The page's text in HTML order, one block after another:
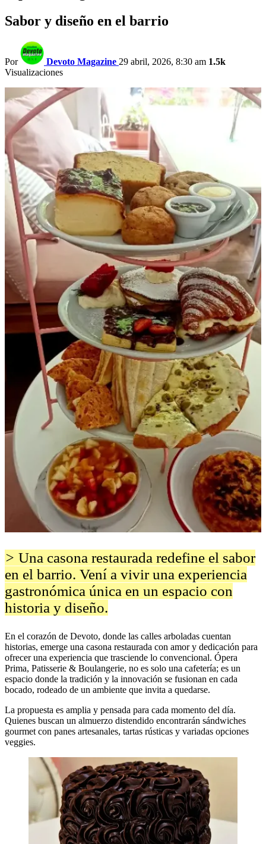
Sabor y diseño en el barrio
Por Devoto Magazine 29 abril, 2026, 8:30 am 1.5k
Visualizaciones
> Una casona restaurada redefine el sabor
en el barrio. Vení a vivir una experiencia
gastronómica única en un espacio con
historia y diseño.
En el corazón de Devoto, donde las calles arboladas cuentan
historias, emerge una casona restaurada con amor y dedicación para
ofrecer una experiencia que trasciende lo convencional. Ópera
Prima, Patisserie & Boulangerie, no es solo una cafetería; es un
espacio donde la tradición y la innovación se fusionan en cada
bocado, rodeado de un ambiente que invita a quedarse.
La propuesta es amplia y pensada para cada momento del día.
Quienes buscan un almuerzo distendido encontrarán sándwiches
gourmet con panes artesanales, tartas rústicas y variadas opciones
veggies.